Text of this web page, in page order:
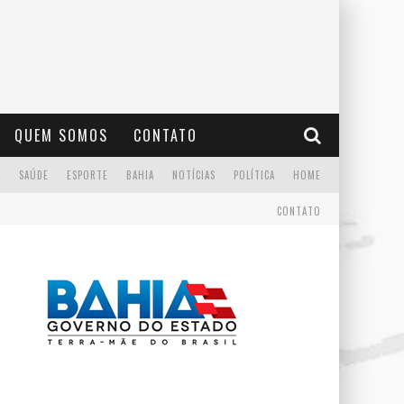
QUEM SOMOS CONTATO
HOME
POLÍTICA
NOTÍCIAS
BAHIA
ESPORTE
SAÚDE
CONTATO